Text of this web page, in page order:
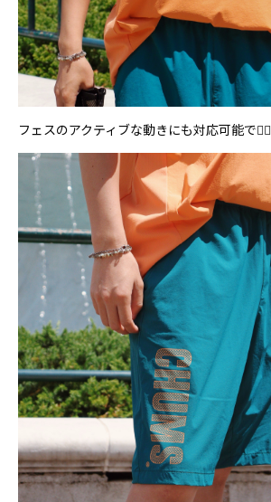
フェスのアクティブな動きにも対応可能で🤸‍♂️